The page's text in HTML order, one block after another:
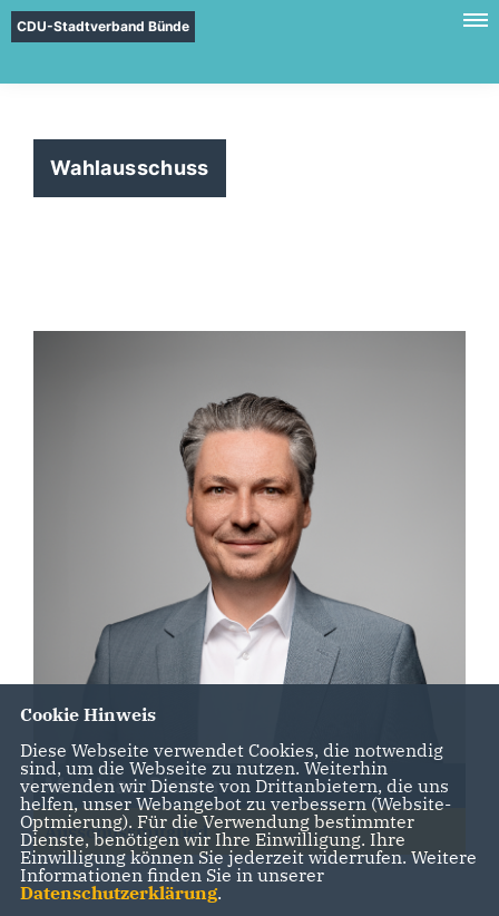
CDU-Stadtverband Bünde
Wahlausschuss
Matthias Ciesler
Ausschussmitglied
Cookie Hinweis
Diese Webseite verwendet Cookies, die notwendig
sind, um die Webseite zu nutzen. Weiterhin
verwenden wir Dienste von Drittanbietern, die uns
helfen, unser Webangebot zu verbessern (Website-
Optmierung). Für die Verwendung bestimmter
Dienste, benötigen wir Ihre Einwilligung. Ihre
Einwilligung können Sie jederzeit widerrufen. Weitere
Informationen finden Sie in unserer
Datenschutzerklärung.